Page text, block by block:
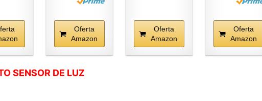
SRD-12VDC-
Oferta
Amazon
digital...Oferta
Amazon
o B10K
Cnico...Oferta
Amazon
SENSOR DE LUZ